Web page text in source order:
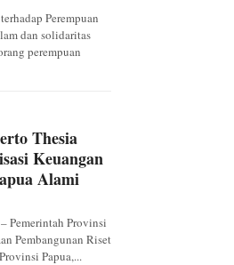
Perempuan
dan solidaritas
perempuan
Thesia
Keuangan
Alami
Pemerintah Provinsi
Pembangunan Riset
Papua,...